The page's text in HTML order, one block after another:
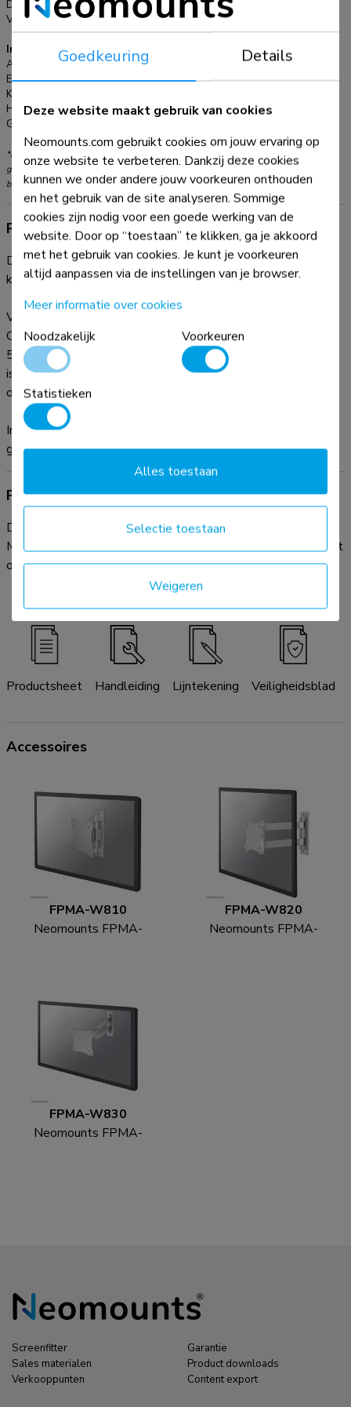
Diepteverstelling:
1,8 cm
Verstellingstype:
Geen
Informatie
Artikelnummer:
NS-CC050SILVER
EAN:
8717371444051
Kleur:
Hoofdmateriaal:
Kunststof
Garantie:
*NB. De vermelde inch-maten zijn slechts een indicatie, gecombineerd met het
gewicht en de VESA-maten. Het maximale gewicht en de VESA-maat zijn absolute
beperkingen voor de producten en dienen niet te worden overschreden.
Productinformatie
De Neomounts NS-CC050SILVER is een kabelgoot om uw
kabels netjes weg te werken.
Verwijder kabels uit zicht door gebruik te maken van de NS-
CC050SILVER kabelgoot. Deze zilverkleurige kabelgoot is
50 cm hoog, 4,6 cm breed en slechts 1,8 cm diep. Installatie
is eenvoudig; schroef de 3 muurplaatjes op de muur,
organiseer de kabels en bevestig de afdekstrip.
Indien nodig kan het product worden ingekort tot de
gewenste hoogte.
Productdocumentatie
Download de beschikbare productdocumentatie hieronder.
Mocht u verder nog vragen hebben, neem dan contact op met
onze helpdesk via e-mail:info@neomounts.com.
Productsheet Handleiding Lijntekening Veiligheidsblad
Accessoires
FPMA-W810
Neomounts FPMA-
FPMA-W820
Neomounts FPMA-
FPMA-W830
Neomounts FPMA-
Screenfitter
Sales materialen
Verkooppunten
Garantie
Product downloads
Content export
Goedkeuring Details
Deze website maakt gebruik van cookies
Neomounts.com gebruikt cookies om jouw ervaring op
onze website te verbeteren. Dankzij deze cookies
kunnen we onder andere jouw voorkeuren onthouden
en het gebruik van de site analyseren. Sommige
cookies zijn nodig voor een goede werking van de
website. Door op “toestaan” te klikken, ga je akkoord
met het gebruik van cookies. Je kunt je voorkeuren
altijd aanpassen via de instellingen van je browser.
Meer informatie over cookies
Noodzakelijk
Voorkeuren
Statistieken
Weigeren
Selectie toestaan
Alles toestaan